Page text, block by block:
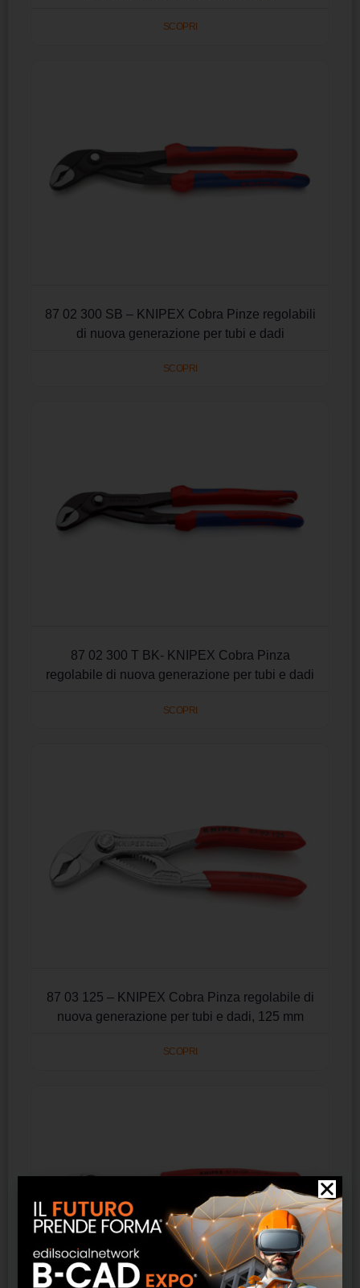
SCOPRI
87 02 300 SB – KNIPEX Cobra Pinze regolabili
di nuova generazione per tubi e dadi
SCOPRI
87 02 300 T BK- KNIPEX Cobra Pinza
regolabile di nuova generazione per tubi e dadi
SCOPRI
87 03 125 – KNIPEX Cobra Pinza regolabile di
nuova generazione per tubi e dadi, 125 mm
SCOPRI